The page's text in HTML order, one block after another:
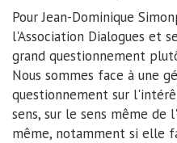
Pour Jean-Dominique
l'Association Dialogues et
grand questionnement
Nous sommes face à une
questionnement sur
sens, sur le sens même
même, notamment si elle